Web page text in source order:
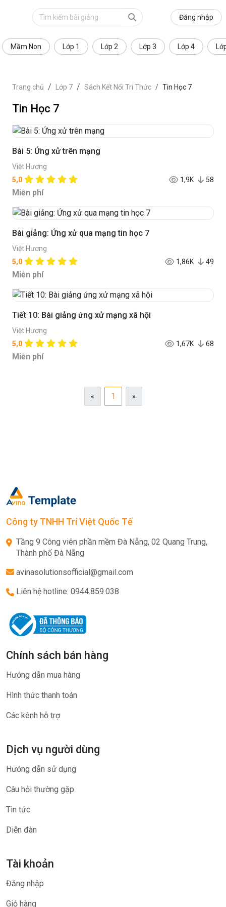
Đăng nhập
Mầm Non Lớp 1 Lớp 2 Lớp 3 Lớp 4
Trang chủ Lớp 7 Sách Kết Nối Tri Thức Tin Học 7
Tin Học 7
Bài 5: Ứng xử trên mạng
Việt Hương
5,0
1,9K 58
Miễn phí
Bài giảng: Ứng xử qua mạng tin học 7
Việt Hương
5,0
1,86K 49
Miễn phí
Tiết 10: Bài giảng ứng xử mạng xã hội
Việt Hương
5,0
1,67K 68
Miễn phí
« 1 »
Công ty TNHH Trí Việt Quốc Tế
Tầng 9 Công viên phần mềm Đà Nẵng, 02 Quang Trung,
Thành phố Đà Nẵng
avinasolutionsofficial@gmail.com
Liên hệ hotline: 0944.859.038
Chính sách bán hàng
Hướng dẫn mua hàng
Hình thức thanh toán
Các kênh hỗ trợ
Dịch vụ người dùng
Hướng dẫn sử dụng
Câu hỏi thường gặp
Tin tức
Diễn đàn
Tài khoản
Đăng nhập
Giỏ hàng